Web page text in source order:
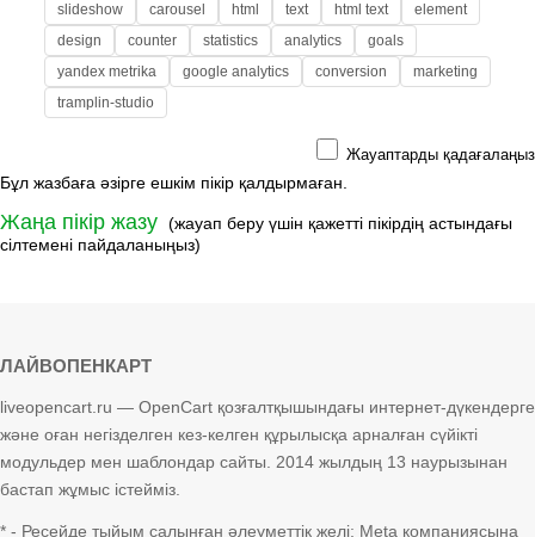
slideshow
carousel html text html text
element
design
counter statistics analytics
goals
yandex metrika
google analytics conversion
marketing
tramplin-studio
Жауаптарды қадағалаңыз
Бұл жазбаға әзірге ешкім пікір қалдырмаған.
Жаңа пікір жазу (жауап беру үшін қажетті пікірдің астындағы
сілтемені пайдаланыңыз)
ЛАЙВОПЕНКАРТ
liveopencart.ru — OpenCart қозғалтқышындағы интернет-дүкендерге
және оған негізделген кез-келген құрылысқа арналған сүйікті
модульдер мен шаблондар сайты. 2014 жылдың 13 наурызынан
бастап жұмыс істейміз.
* - Ресейде тыйым салынған әлеуметтік желі; Meta компаниясына